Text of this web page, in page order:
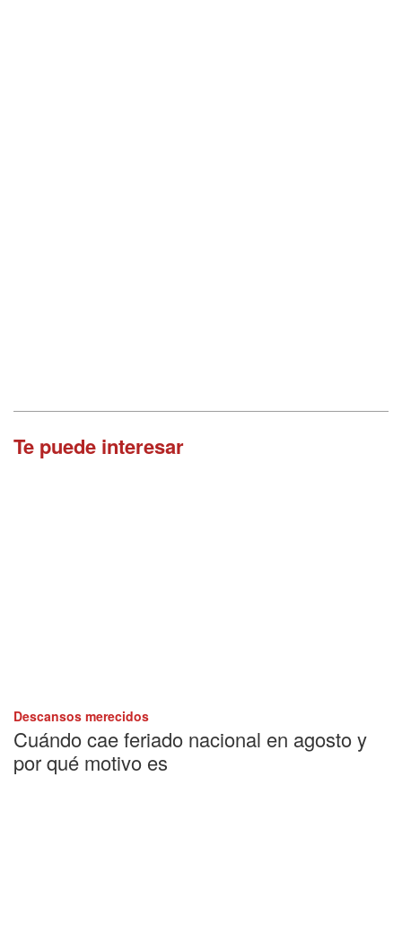
Te puede interesar
Descansos merecidos
Cuándo cae feriado nacional en agosto y
por qué motivo es